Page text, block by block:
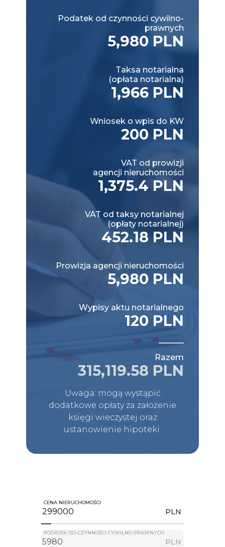
Podatek od czynności cywilno-
prawnych
5,980 PLN
Taksa notarialna
(opłata notarialna)
1,966 PLN
Wniosek o wpis do KW
200 PLN
VAT od prowizji
agencji nieruchomości
1,375.4 PLN
VAT od taksy notarialnej
(opłaty notarialnej)
452.18 PLN
Prowizja agencji nieruchomości
5,980 PLN
Wypisy aktu notarialnego
120 PLN
Razem
315,119.58 PLN
Uwaga: mogą wystąpić
dodatkowe opłaty za założenie
księgi wieczystej oraz
ustanowienie hipoteki.
CENA NIERUCHOMOŚCI
PLN
PODATEK OD CZYNNOŚCI CYWILNO-PRAWNYCH
PLN